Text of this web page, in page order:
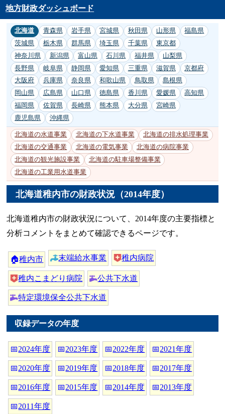
地方財政ダッシュボード
北海道 青森県 岩手県 宮城県 秋田県 山形県
福島県
茨城県
栃木県 群馬県 埼玉県 千葉県
東京都
神奈川県
新潟県 富山県 石川県 福井県
山梨県
長野県
岐阜県 静岡県 愛知県 三重県 滋賀県
京都府
大阪府
兵庫県 奈良県 和歌山県 鳥取県
島根県
岡山県
広島県 山口県 徳島県 香川県 愛媛県
高知県
福岡県
佐賀県 長崎県 熊本県 大分県
宮崎県
鹿児島県
沖縄県
北海道の水道事業 北海道の下水道事業
北海道の排水処理事業
北海道の交通事業
北海道の電気事業
北海道の病院事業
北海道の観光施設事業
北海道の駐車場整備事業
北海道の工業用水道事業
北海道稚内市の財政状況（2014年度）
北海道稚内市の財政状況について、2014年度の主要指標と
分析コメントをまとめて確認できるページです。
🏠稚内市 末端給水事業 稚内病院
稚内こまどり病院 公共下水道
特定環境保全公共下水道
収録データの年度
📅2024年度 📅2023年度 📅2022年度 📅2021年度
📅2020年度 📅2019年度 📅2018年度 📅2017年度
📅2016年度 📅2015年度 📅2014年度 📅2013年度
📅2011年度